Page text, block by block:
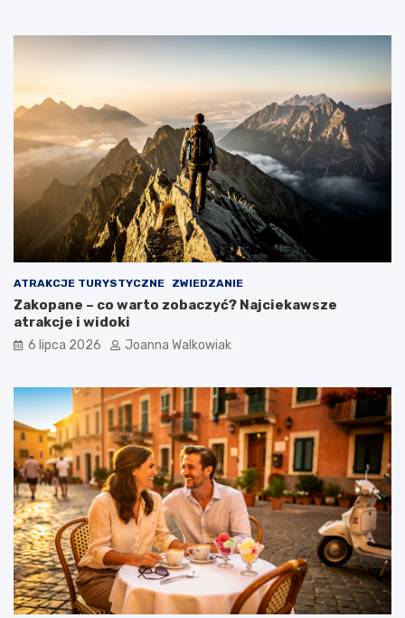
ATRAKCJE TURYSTYCZNE ZWIEDZANIE
Zakopane – co warto zobaczyć? Najciekawsze
atrakcje i widoki
6 lipca 2026 Joanna Walkowiak